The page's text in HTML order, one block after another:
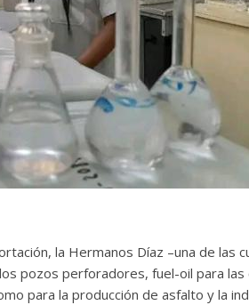
la Hermanos Díaz –una de las
pozos perforadores, fuel-oil para las
para la producción de asfalto y la
la alta
Un hombre